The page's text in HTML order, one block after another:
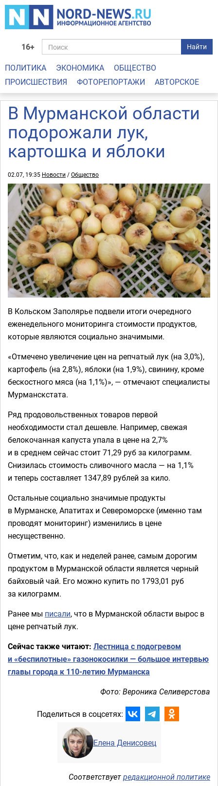
16+ Найти
ПОЛИТИКА ЭКОНОМИКА
ОБЩЕСТВО
ПРОИСШЕСТВИЯ
ФОТОРЕПОРТАЖИ АВТОРСКОЕ
В Мурманской области
подорожали лук,
картошка и яблоки
02.07, 19:35 Новости /Общество
В Кольском Заполярье подвели итоги очередного
еженедельного мониторинга стоимости продуктов,
которые являются социально значимыми.
«Отмечено увеличение цен на репчатый лук (на 3,0%),
картофель (на 2,8%), яблоки (на 1,9%), свинину, кроме
бескостного мяса (на 1,1%)», — отмечают специалисты
Мурманскстата.
Ряд продовольственных товаров первой
необходимости стал дешевле. Например, свежая
белокочанная капуста упала в цене на 2,7%
и в среднем сейчас стоит 71,29 руб за килограмм.
Снизилась стоимость сливочного масла — на 1,1%
и теперь составляет 1347,89 рублей за кило.
Остальные социально значимые продукты
в Мурманске, Апатитах и Североморске (именно там
проводят мониторинг) изменились в цене
несущественно.
Отметим, что, как и неделей ранее, самым дорогим
продуктом в Мурманской области является черный
байховый чай. Его можно купить по 1793,01 руб
за килограмм.
Ранее мы писали, что в Мурманской области вырос в
цене репчатый лук.
Сейчас также читают: Лестница с подогревом
и «беспилотные» газонокосилки — большое интервью
главы города к 110-летию Мурманска
Фото: Вероника Селиверстова
Поделиться в соцсетях:
Елена Денисовец
Соответствуетредакционной политике